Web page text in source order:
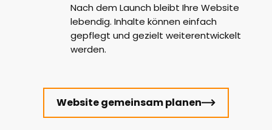
Nach dem Launch bleibt Ihre Website
lebendig. Inhalte können einfach
gepflegt und gezielt weiterentwickelt
werden.
Website gemeinsam planen